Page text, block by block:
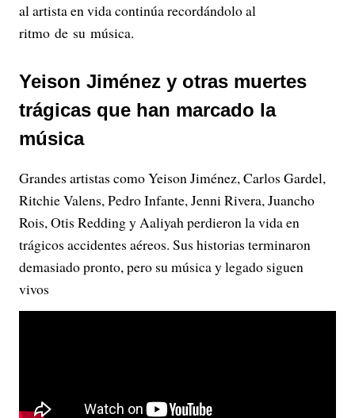
al artista en vida continúa recordándolo al
ritmo de su música.
Yeison Jiménez y otras muertes
trágicas que han marcado la
música
Grandes artistas como Yeison Jiménez, Carlos Gardel,
Ritchie Valens, Pedro Infante, Jenni Rivera, Juancho
Rois, Otis Redding y Aaliyah perdieron la vida en
trágicos accidentes aéreos. Sus historias terminaron
demasiado pronto, pero su música y legado siguen
vivos